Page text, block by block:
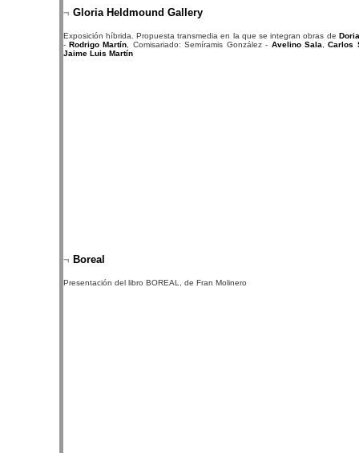
¬ Gloria Heldmound Gallery
Exposición híbrida. Propuesta transmedia en la que se integran obras de
- Rodrigo Martín , Comisariado: Semíramis González - Avelino Sala ,Carlos
Jaime Luis Martín
¬ Boreal
Presentación del libro BOREAL, de Fran Molinero